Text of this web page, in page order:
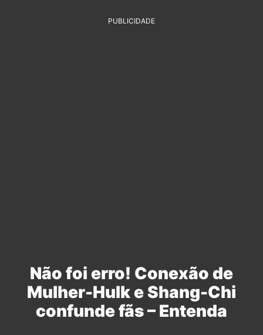
PUBLICIDADE
Não foi erro! Conexão de
Mulher-Hulk e Shang-Chi
confunde fãs – Entenda